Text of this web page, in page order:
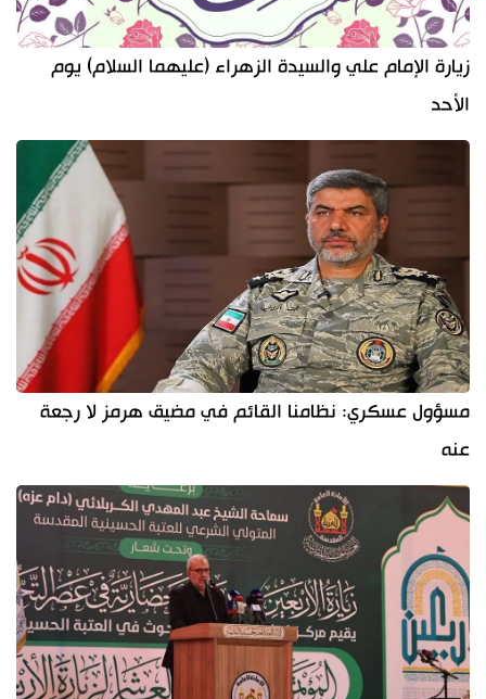
زيارة الإمام علي والسيدة الزهراء (عليهما السلام) يوم
الأحد
مسؤول عسكري: نظامنا القائم في مضيق هرمز لا رجعة
عنه